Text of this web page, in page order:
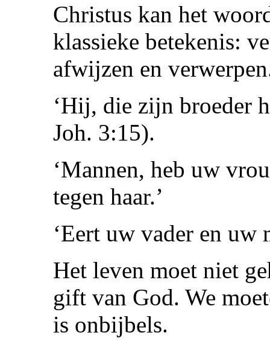
Christus kan het
klassieke betekenis:
afwijzen en
‘Hij, die zijn broeder
Joh. 3:15).
‘Mannen, heb uw
tegen haar.’
‘Eert uw vader en uw
Het leven moet niet
gift van God. We
is onbijbels.